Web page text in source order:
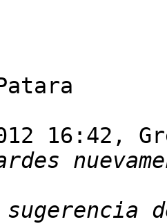
16:42,
sugerencia